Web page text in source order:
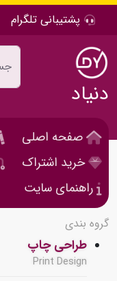
پشتیبانی تلگرام
دنیاد
صفحه اصلی
خرید اشتراک
راهنمای سایت
گروه بندی
طراحی چاپ
Print Design